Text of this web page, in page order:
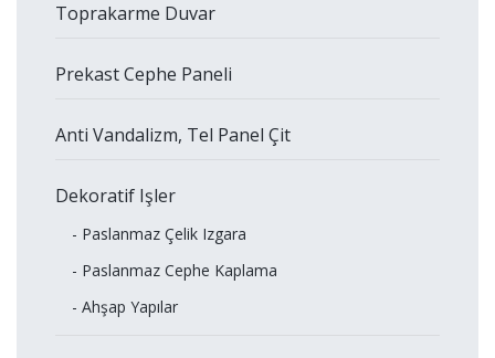
Toprakarme Duvar
Prekast Cephe Paneli
Anti Vandalizm, Tel Panel Çit
Dekoratif Işler
- Paslanmaz Çelik Izgara
- Paslanmaz Cephe Kaplama
- Ahşap Yapılar